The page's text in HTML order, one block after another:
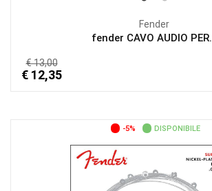
Fender
fender CAVO AUDIO
€ 13,00
€ 12,35
-5% DISPONIBILE